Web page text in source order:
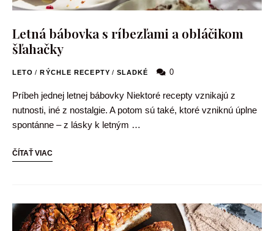
Letná bábovka s ríbezľami a obláčikom
šľahačky
LETO / RÝCHLE RECEPTY / SLADKÉ 0
Príbeh jednej letnej bábovky Niektoré recepty vznikajú z
nutnosti, iné z nostalgie. A potom sú také, ktoré vzniknú úplne
spontánne – z lásky k letným …
ČÍTAŤ VIAC